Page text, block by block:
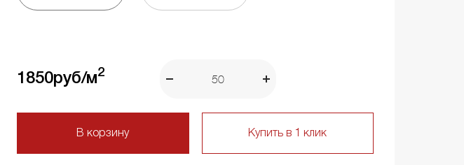
1850руб/м2
В корзину Купить в 1 клик